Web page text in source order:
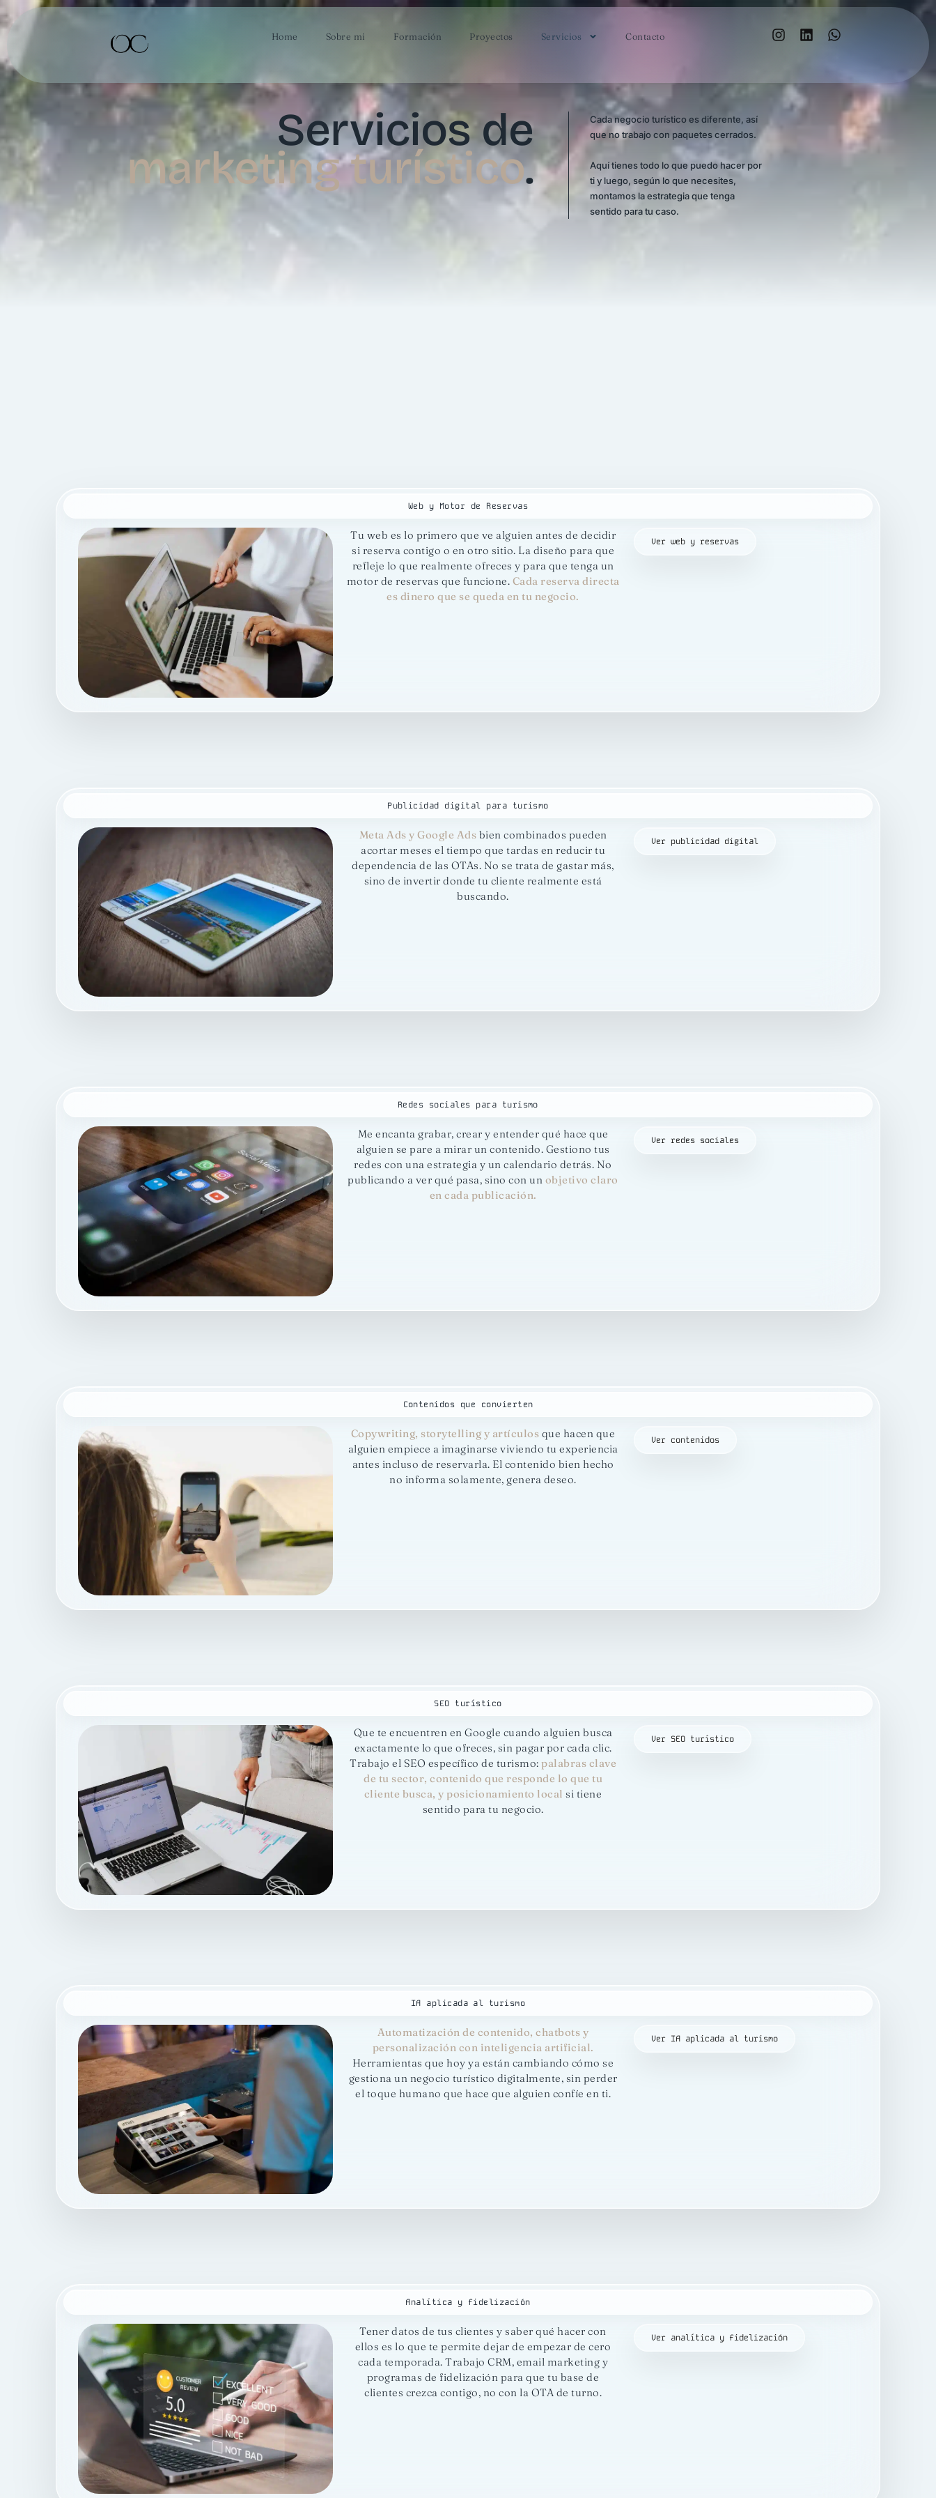
Home Sobre mi Formación Proyectos Servicios Contacto
Servicios de
marketing turístico.
Cada negocio turístico es diferente, así
que no trabajo con paquetes cerrados.
Aquí tienes todo lo que puedo hacer por
ti y luego, según lo que necesites,
montamos la estrategia que tenga
sentido para tu caso.
Web y Motor de Reservas
Tu web es lo primero que ve alguien antes de decidir
si reserva contigo o en otro sitio. La diseño para que
refleje lo que realmente ofreces y para que tenga un
motor de reservas que funcione. Cada reserva directa
es dinero que se queda en tu negocio.
Ver web y reservas
Publicidad digital para turismo
Meta Ads y Google Ads bien combinados pueden
acortar meses el tiempo que tardas en reducir tu
dependencia de las OTAs. No se trata de gastar más,
sino de invertir donde tu cliente realmente está
buscando.
Ver publicidad digital
Redes sociales para turismo
Me encanta grabar, crear y entender qué hace que
alguien se pare a mirar un contenido. Gestiono tus
redes con una estrategia y un calendario detrás. No
publicando a ver qué pasa, sino con un objetivo claro
en cada publicación.
Ver redes sociales
Contenidos que convierten
Copywriting, storytelling y artículos que hacen que
alguien empiece a imaginarse viviendo tu experiencia
antes incluso de reservarla. El contenido bien hecho
no informa solamente, genera deseo.
Ver contenidos
SEO turístico
Que te encuentren en Google cuando alguien busca
exactamente lo que ofreces, sin pagar por cada clic.
Trabajo el SEO específico de turismo: palabras clave
de tu sector, contenido que responde lo que tu
cliente busca, y posicionamiento local si tiene
sentido para tu negocio.
Ver SEO turístico
IA aplicada al turismo
Automatización de contenido, chatbots y
personalización con inteligencia artificial.
Herramientas que hoy ya están cambiando cómo se
gestiona un negocio turístico digitalmente, sin perder
el toque humano que hace que alguien confíe en ti.
Ver IA aplicada al turismo
Analítica y fidelización
Tener datos de tus clientes y saber qué hacer con
ellos es lo que te permite dejar de empezar de cero
cada temporada. Trabajo CRM, email marketing y
programas de fidelización para que tu base de
clientes crezca contigo, no con la OTA de turno.
Ver analítica y fidelización